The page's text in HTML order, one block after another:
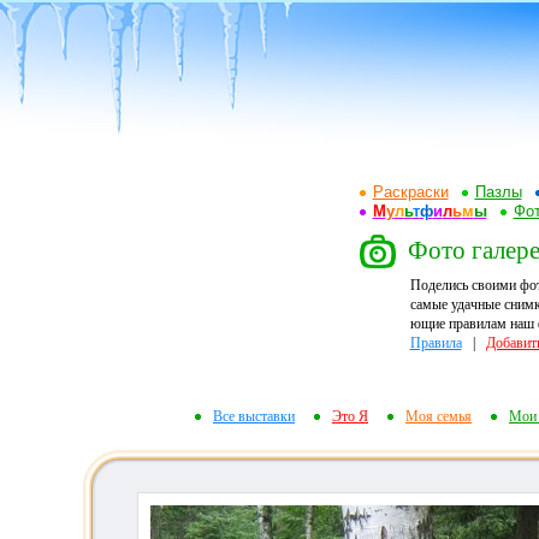
Раскраски
Пазлы
Мультфильмы
Фото
Поделись своими
самые удачные
ющие правилам наш
Правила|
Все выставки Это Я Моя семья Мои